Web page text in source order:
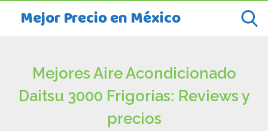
Mejor Precio en México
Mejores Aire Acondicionado
Daitsu 3000 Frigorias: Reviews y
precios